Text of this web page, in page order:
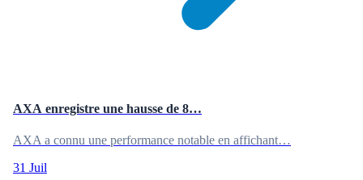
AXA enregistre une hausse de 8…
AXA a connu une performance notable en affichant…
31 Juil